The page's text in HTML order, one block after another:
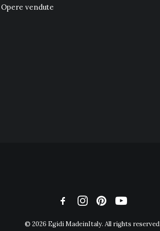
Opere vendute
© 2026 Egidi MadeinItaly. All rights reserved